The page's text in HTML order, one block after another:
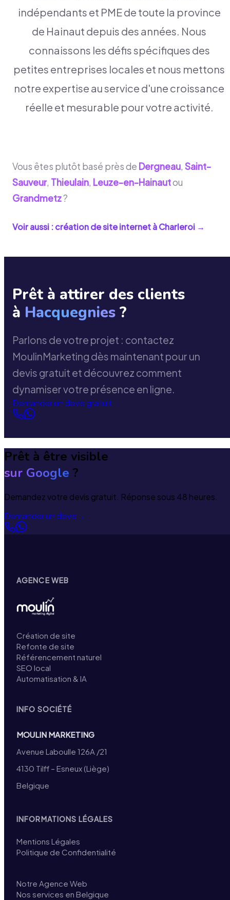
indépendants et PME de toute la province
de Hainaut depuis des années. Nous
connaissons les défis spécifiques des
petites entreprises locales et nous mettons
notre expertise au service d'une croissance
réelle et mesurable pour votre activité.
Vous êtes plutôt basé près de Dergneau, Saint-
Sauveur, Thieulain, Leuze-en-Hainautou
Grandmetz?
Voir aussi : création de site internet àCharleroi →
Prêt à attirer des clients
à Hacquegnies ?
Parlons de votre projet : contactez
MoulinMarketing dès maintenant pour un
devis gratuit et découvrez comment
dynamiser votre présence en ligne.
Demander un devis gratuit→
Prêt à être visible
sur Google ?
Demandez votre devis gratuit. Réponse sous 48 heures.
Demander un devis→
AGENCE WEB
Création de site
Refonte de site
Référencement naturel
SEO local
Automatisation & IA
INFO SOCIÉTÉ
MOULIN MARKETING
Avenue Laboulle 126A /21
4130 Tilff – Esneux (Liège)
Belgique
INFORMATIONS LÉGALES
Mentions Légales
Politique de Confidentialité
Notre Agence Web
Nos services en Belgique